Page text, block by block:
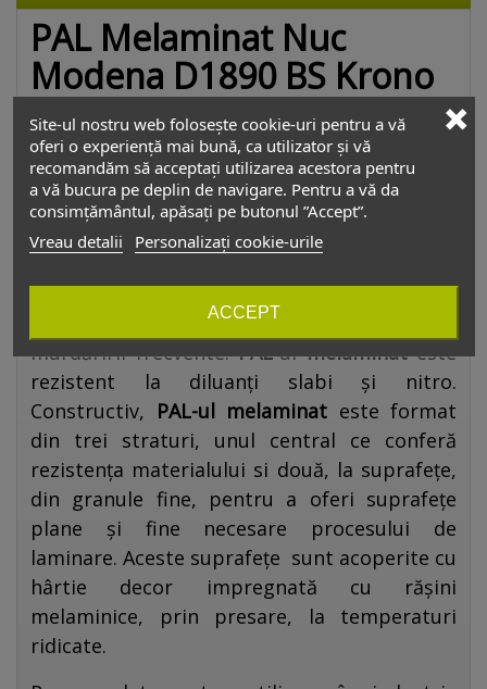
PAL Melaminat Nuc
Modena D1890 BS Krono
PAL Melaminat Nuc Modena D1890 BS Krono:
Placa aglomerată din lemn, (așchii lemnoase
impregnate cu aldehidă formică), având
suprafețele acoperite cu un finisaj durabil, în
decor lemn autenticmodel 2015
neted ușor perlat,folosită în construcția
mobilierului expus unei uzuri intense și
murdăririi frecvente.PAL-ulmelaminateste
rezistent la diluanți slabi și nitro.
Constructiv, PAL-ul melaminat este format
din trei straturi, unul central ce conferă
rezistența materialului si două, la suprafețe,
din granule fine, pentru a oferi suprafețe
plane și fine necesare procesului de
laminare. Aceste suprafețe sunt acoperite cu
hârtie decor impregnată cu rășini
melaminice, prin presare, la temperaturi
ridicate.
Site-ul nostru web folosește cookie-uri pentru a vă
oferi o experiență mai bună, ca utilizator și vă
recomandăm să acceptați utilizarea acestora pentru
a vă bucura pe deplin de navigare. Pentru a vă da
consimțământul, apăsați pe butonul ”Accept”.
Vreau detalii
Personalizați cookie-urile
ACCEPT